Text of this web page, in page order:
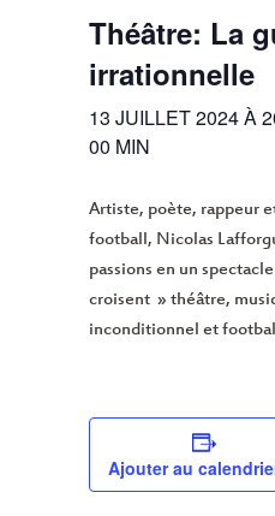
Théâtre: La
irrationnelle
13 JUILLET 2024 À
00 MIN
Artiste, poète, rappeur
football, Nicolas
passions en un
croisent » théâtre,
inconditionnel et
Ajouter au